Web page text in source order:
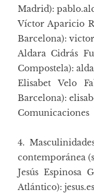
Madrid):
Víctor Aparicio
Barcelona):
Aldara Cidrás
Compostela):
Elisabet Velo
Barcelona):
Comunicaciones
4.
contemporánea
Jesús Espinosa
Atlántico):